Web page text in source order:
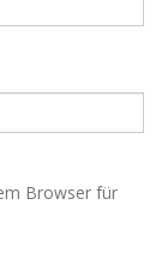
Browser für